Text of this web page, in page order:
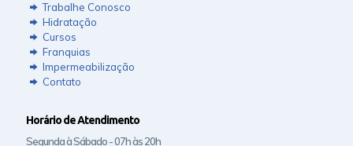
Trabalhe Conosco
Hidratação
Cursos
Franquias
Impermeabilização
Contato
Horário de Atendimento
Segunda à Sábado - 07h às 20h